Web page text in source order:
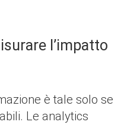
l’impatto
è tale solo se
Le analytics